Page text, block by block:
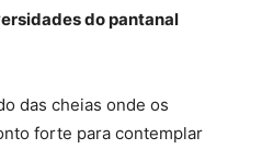
do pantanal
das cheias onde os
forte para contemplar